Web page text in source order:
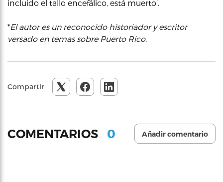
incluido el tallo encefálico, está muerto’.
*El autor es un reconocido historiador y escritor
versado en temas sobre Puerto Rico.
Compartir
COMENTARIOS 0 Añadir comentario